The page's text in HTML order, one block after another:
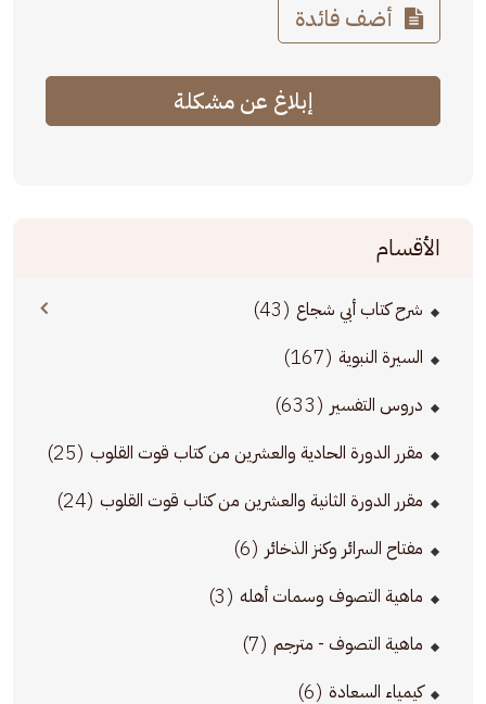
أضف فائدة
إبلاغ عن مشكلة
الأقسام
شرح كتاب أبي شجاع (43)
السيرة النبوية (167)
دروس التفسير (633)
مقرر الدورة الحادية والعشرين من كتاب قوت القلوب (25)
مقرر الدورة الثانية والعشرين من كتاب قوت القلوب (24)
مفتاح السرائر وكنز الذخائر (6)
ماهية التصوف وسمات أهله (3)
ماهية التصوف - مترجم (7)
كيمياء السعادة (6)